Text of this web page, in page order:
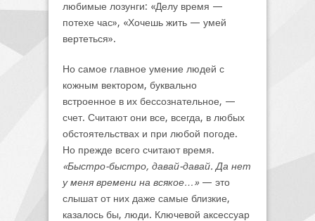
любимые лозунги: «Делу время —
потехе час», «Хочешь жить — умей
вертеться».
Но самое главное умение людей с
кожным вектором, буквально
встроенное в их бессознательное, —
счет. Считают они все, всегда, в любых
обстоятельствах и при любой погоде.
Но прежде всего считают время.
«Быстро-быстро, давай-давай. Да нет
у меня времени на всякое…» — это
слышат от них даже самые близкие,
казалось бы, люди. Ключевой аксессуар